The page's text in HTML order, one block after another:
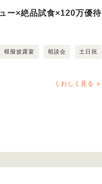
ー×絶品試食×120万優待
模擬披露宴 相談会 土日祝
くわしく見る